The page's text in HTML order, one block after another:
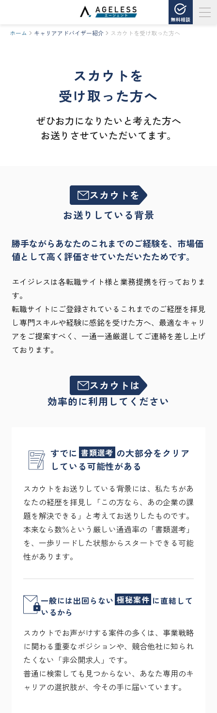
無料相談
ホーム キャリアアドバイザー紹介 スカウトを受け取った方へ
スカウトを
受け取った方へ
ぜひお力になりたいと考えた方へ
お送りさせていただいてます。
スカウトを
お送りしている背景
勝手ながらあなたのこれまでのご経験を、市場価
値として高く評価させていただいたためです。
エイジレスは各転職サイト様と業務提携を行っておりま
す。
転職サイトにご登録されているこれまでのご経歴を拝見
し専門スキルや経験に感銘を受けた方へ、最適なキャリ
アをご提案すべく、一通一通厳選してご連絡を差し上げ
ております。
スカウトは
効率的に利用してください
すでに 書類選考 の大部分をクリア
している可能性がある
スカウトをお送りしている背景には、私たちがあ
なたの経歴を拝見し「この方なら、あの企業の課
題を解決できる」と考えてお送りしたものです。
本来なら数％という厳しい通過率の「書類選考」
を、一歩リードした状態からスタートできる可能
性があります。
一般には出回らない 極秘案件 に直結して
いるから
スカウトでお声がけする案件の多くは、事業戦略
に関わる重要なポジションや、競合他社に知られ
たくない「非公開求人」です。
普通に検索しても見つからない、あなた専用のキ
ャリアの選択肢が、今その手に届いています。